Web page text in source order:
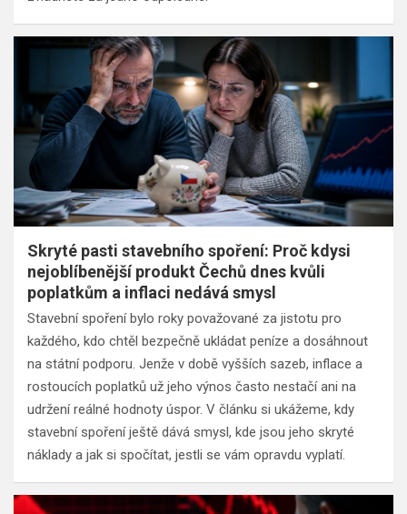
Skryté pasti stavebního spoření: Proč kdysi
nejoblíbenější produkt Čechů dnes kvůli
poplatkům a inflaci nedává smysl
Stavební spoření bylo roky považované za jistotu pro
každého, kdo chtěl bezpečně ukládat peníze a dosáhnout
na státní podporu. Jenže v době vyšších sazeb, inflace a
rostoucích poplatků už jeho výnos často nestačí ani na
udržení reálné hodnoty úspor. V článku si ukážeme, kdy
stavební spoření ještě dává smysl, kde jsou jeho skryté
náklady a jak si spočítat, jestli se vám opravdu vyplatí.